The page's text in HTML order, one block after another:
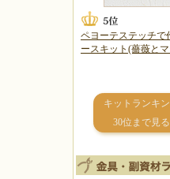
ペヨーテステッチで
ースキット(薔薇と
キットランキ
30位まで見る